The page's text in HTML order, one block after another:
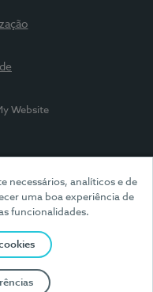
necessários, analíticos e de
uma boa experiência de
funcionalidades.
Website